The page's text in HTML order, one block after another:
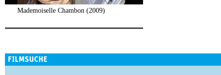
Mademoiselle Chambon (2009)
FILMSUCHE